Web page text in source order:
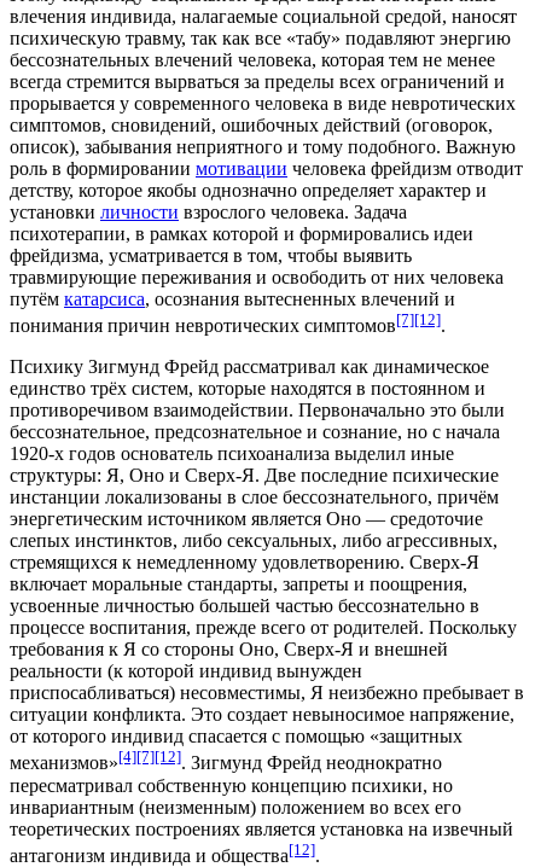
влечения индивида, налагаемые социальной средой, наносят
психическую травму, так как все «табу» подавляют энергию
бессознательных влечений человека, которая тем не менее
всегда стремится вырваться за пределы всех ограничений и
прорывается у современного человека в виде невротических
симптомов, сновидений, ошибочных действий (оговорок,
описок), забывания неприятного и тому подобного. Важную
роль в формировании мотивации человека фрейдизм отводит
детству, которое якобы однозначно определяет характер и
установки личности взрослого человека. Задача
психотерапии, в рамках которой и формировались идеи
фрейдизма, усматривается в том, чтобы выявить
травмирующие переживания и освободить от них человека
путём катарсиса, осознания вытесненных влечений и
понимания причин невротических симптомов[7][12].
Психику Зигмунд Фрейд рассматривал как динамическое
единство трёх систем, которые находятся в постоянном и
противоречивом взаимодействии. Первоначально это были
бессознательное, предсознательное и сознание, но с начала
1920-х годов основатель психоанализа выделил иные
структуры: Я, Оно и Сверх-Я. Две последние психические
инстанции локализованы в слое бессознательного, причём
энергетическим источником является Оно — средоточие
слепых инстинктов, либо сексуальных, либо агрессивных,
стремящихся к немедленному удовлетворению. Сверх-Я
включает моральные стандарты, запреты и поощрения,
усвоенные личностью большей частью бессознательно в
процессе воспитания, прежде всего от родителей. Поскольку
требования к Я со стороны Оно, Сверх-Я и внешней
реальности (к которой индивид вынужден
приспосабливаться) несовместимы, Я неизбежно пребывает в
ситуации конфликта. Это создает невыносимое напряжение,
от которого индивид спасается с помощью «защитных
механизмов»[4][7][12]. Зигмунд Фрейд неоднократно
пересматривал собственную концепцию психики, но
инвариантным (неизменным) положением во всех его
теоретических построениях является установка на извечный
антагонизм индивида и общества[12].